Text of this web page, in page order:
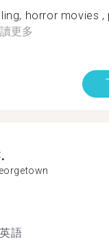
horror movies ,
更多
英語